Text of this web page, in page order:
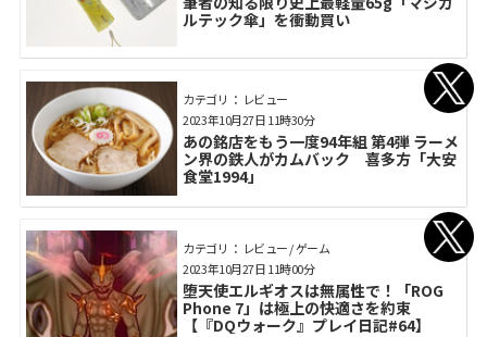
ルテック傘」を衝動買い
カテゴリ： レビュー
あの銘店をもう一度94年組 第4弾 ラーメ
ン界の鉄人がカムバック 喜多方「大安
食堂1994」
2023年10月27日 11時30分
カテゴリ： レビュー / ゲーム
堕天使エルギオスは無属性で！「ROG
Phone 7」は極上の快適さを約束
【『DQウォーク』プレイ日記#64】
2023年10月27日 11時00分